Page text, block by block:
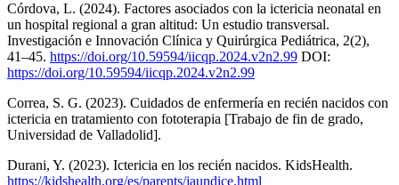
Córdova, L. (2024). Factores asociados con la ictericia neonatal en
un hospital regional a gran altitud: Un estudio transversal.
Investigación e Innovación Clínica y Quirúrgica Pediátrica, 2(2),
41–45. https://doi.org/10.59594/iicqp.2024.v2n2.99 DOI:
https://doi.org/10.59594/iicqp.2024.v2n2.99
Correa, S. G. (2023). Cuidados de enfermería en recién nacidos con
ictericia en tratamiento con fototerapia [Trabajo de fin de grado,
Universidad de Valladolid].
Durani, Y. (2023). Ictericia en los recién nacidos. KidsHealth.
https://kidshealth.org/es/parents/jaundice.html